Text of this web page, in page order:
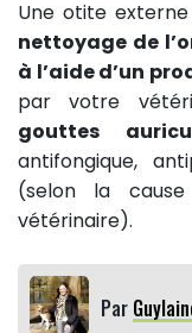
Une otite
nettoyage de
à l’aide d’un
par votre
gouttes
antifongique,
(selon la
vétérinaire).
Par